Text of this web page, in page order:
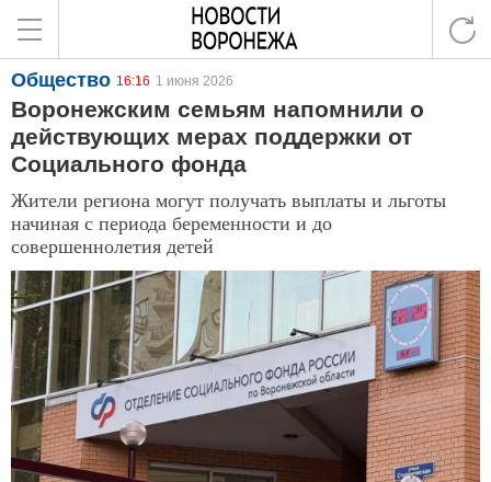
Общество 16:16 1 июня 2026
Воронежским семьям напомнили о
действующих мерах поддержки от
Социального фонда
Жители региона могут получать выплаты и льготы
начиная с периода беременности и до
совершеннолетия детей